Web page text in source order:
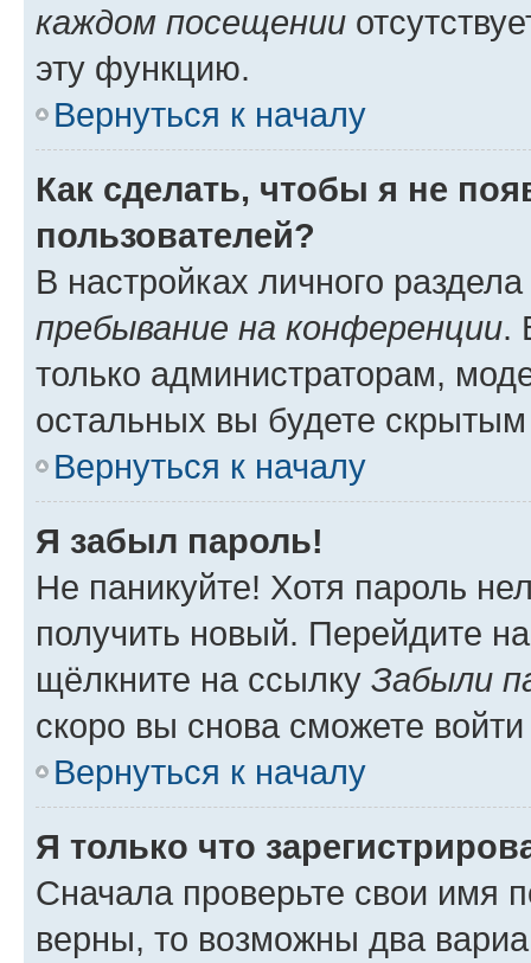
каждом посещении
эту функцию.
Вернуться к началу
Как сделать, чтобы я не
пользователей?
В настройках личного
пребывание на конференции.
только администраторам,
остальных вы будете
Вернуться к началу
Я забыл пароль!
Не паникуйте! Хотя пароль
получить новый. Перейдите
щёлкните на ссылку Забыли
скоро вы снова сможете
Вернуться к началу
Я только что
Сначала проверьте свои имя
верны, то возможны два